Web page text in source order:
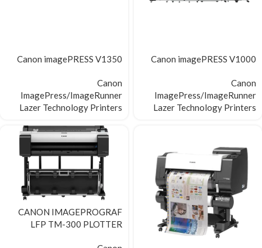
Canon imagePRESS V1000
Canon
ImagePress/ImageRunner
Lazer Technology Printers
Canon imagePRESS V1350
Canon
ImagePress/ImageRunner
Lazer Technology Printers
CANON IMAGEPROGRAF
LFP TM-300 PLOTTER